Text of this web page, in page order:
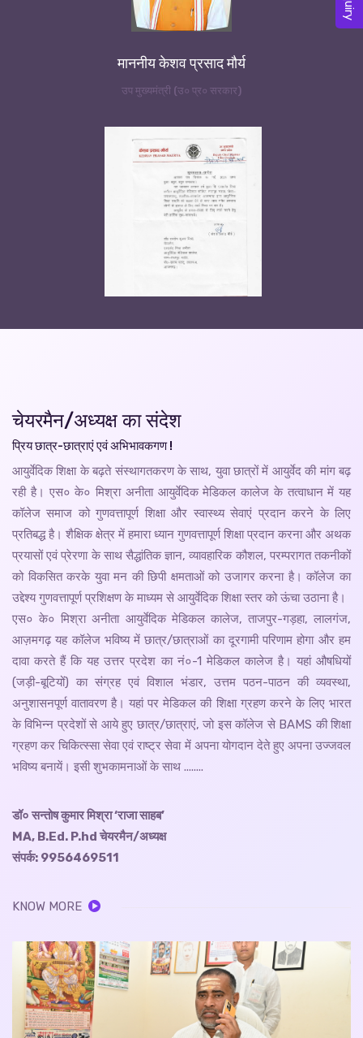
माननीय केशव प्रसाद मौर्य
उप मुख्यमंत्री (उ० प्र० सरकार)
चेयरमैन/अध्यक्ष का संदेश
प्रिय छात्र-छात्राएं एवं अभिभावकगण !
आयुर्वेदिक शिक्षा के बढ़ते संस्थागतकरण के साथ, युवा छात्रों में आयुर्वेद की मांग बढ़
रही है। एस० के० मिश्रा अनीता आयुर्वेदिक मेडिकल कालेज के तत्वाधान में यह
कॉलेज समाज को गुणवत्तापूर्ण शिक्षा और स्वास्थ्य सेवाएं प्रदान करने के लिए
प्रतिबद्ध है। शैक्षिक क्षेत्र में हमारा ध्यान गुणवत्तापूर्ण शिक्षा प्रदान करना और अथक
प्रयासों एवं प्रेरणा के साथ सैद्धांतिक ज्ञान, व्यावहारिक कौशल, परम्परागत तकनीकों
को विकसित करके युवा मन की छिपी क्षमताओं को उजागर करना है। कॉलेज का
उद्देश्य गुणवत्तापूर्ण प्रशिक्षण के माध्यम से आयुर्वेदिक शिक्षा स्तर को ऊंचा उठाना है।
एस० के० मिश्रा अनीता आयुर्वेदिक मेडिकल कालेज, ताजपुर-गड़हा, लालगंज,
आज़मगढ़ यह कॉलेज भविष्य में छात्र/छात्राओं का दूरगामी परिणाम होगा और हम
दावा करते हैं कि यह उत्तर प्रदेश का नं०-1 मेडिकल कालेज है। यहां औषधियों
(जड़ी-बूटियों) का संग्रह एवं विशाल भंडार, उत्तम पठन-पाठन की व्यवस्था,
अनुशासनपूर्ण वातावरण है। यहां पर मेडिकल की शिक्षा ग्रहण करने के लिए भारत
के विभिन्न प्रदेशों से आये हुए छात्र/छात्राएं, जो इस कॉलेज से BAMS की शिक्षा
ग्रहण कर चिकित्स्सा सेवा एवं राष्ट्र सेवा में अपना योगदान देते हुए अपना उज्जवल
भविष्य बनायें। इसी शुभकामनाओं के साथ ........
डॉ० सन्तोष कुमार मिश्रा ‘राजा साहब’
MA, B.Ed. P.hd चेयरमैन/अध्यक्ष
संपर्क: 9956469511
KNOW MORE